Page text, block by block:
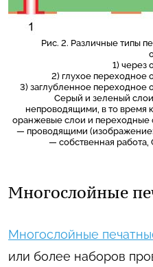
Рис. 2. Различные типы
1) через
2) глухое переходное
3) заглубленное переходное
Серый и зеленый
непроводящими, в то время
оранжевые слои и переходные
— проводящими
— собственная работа,
Многослойные
Многослойные
или более наборов